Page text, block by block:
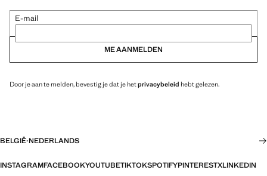
E-mail
ME AANMELDEN
Door je aan te melden, bevestig je dat je hetprivacybeleid hebt gelezen.
BELGIË·NEDERLANDS
INSTAGRAMFACEBOOKYOUTUBETIKTOKSPOTIFYPINTERESTXLINKEDIN